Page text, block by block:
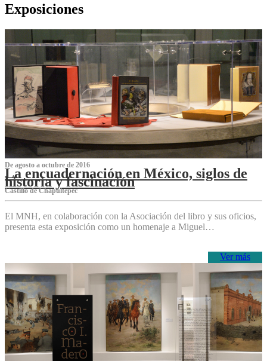
Exposiciones
De agosto a octubre de 2016
La encuadernación en México, siglos de
historia y fascinación
Castillo de Chapultepec
El MNH, en colaboración con la Asociación del libro y sus oficios,
presenta esta exposición como un homenaje a Miguel…
Ver más